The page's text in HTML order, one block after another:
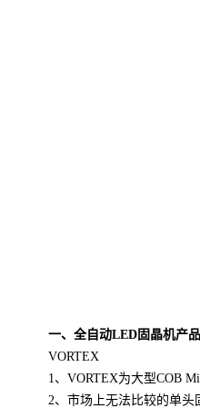
一、全自动LED固晶机产
VORTEX
1、VORTEX为大型COB
2、市场上无法比较的单头